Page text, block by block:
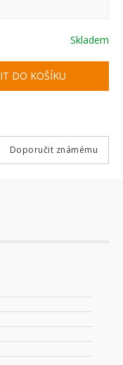
Skladem
Doporučit známému